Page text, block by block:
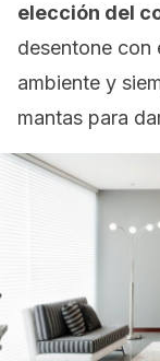
elección del
desentone con
ambiente y
mantas para